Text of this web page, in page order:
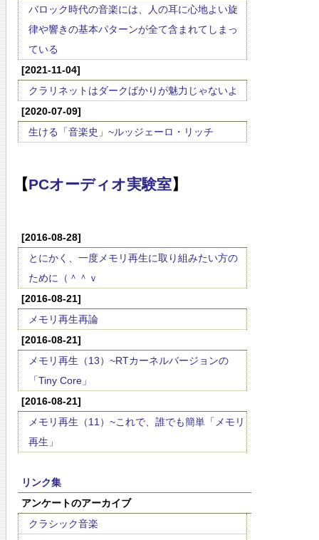
バロック時代の音楽には、人の耳に心地よい旋
律や響きの基本パターンが全て含まれてしまっ
ている
[2021-11-04]
クラリネットはダークばかりが魅力じゃないよ
[2020-07-09]
生ける「音楽史」~ルッジェーロ・リッチ
【PCオーディオ実験室】
[2016-08-28]
とにかく、一度メモリ再生に取り組みたい方の
ために（＾＾ｖ
[2016-08-21]
メモリ再生再論
[2016-08-21]
メモリ再生（13）~RTカーネルバージョンの
「Tiny Core」
[2016-08-21]
メモリ再生（11）~これで、誰でも簡単「メモリ
再生」
リンク集
アンケートのアーカイブ
クラシック音楽